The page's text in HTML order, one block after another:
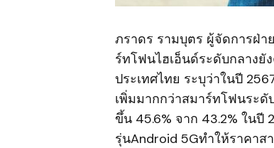
ภราดร รามบุตร ผู้จัดการฝ่า
ร์ทโฟนไฮเอ็นด์ระดับกลางยั
ประเทศไทย ระบุว่าในปี
เพิ่มมากกว่าสมาร์ทโฟนระ
ขึ้น 45.6% จาก 43.2% ใน
รุ่นAndroid 5Gทำให้ราคา